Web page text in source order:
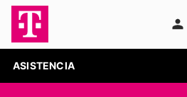
ASISTENCIA